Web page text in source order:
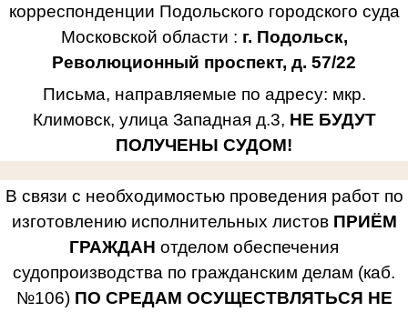
корреспонденции Подольского городского суда
Московской области : г. Подольск,
Революционный проспект, д. 57/22
Письма, направляемые по адресу: мкр.
Климовск, улица Западная д.3, НЕ БУДУТ
ПОЛУЧЕНЫ СУДОМ!
В связи с необходимостью проведения работ по
изготовлению исполнительных листов ПРИЁМ
ГРАЖДАН отделом обеспечения
судопроизводства по гражданским делам (каб.
№106) ПО СРЕДАМ ОСУЩЕСТВЛЯТЬСЯ НЕ